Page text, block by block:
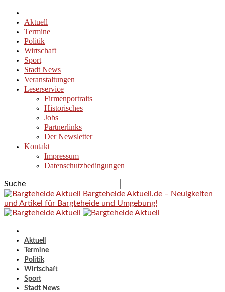
Aktuell
Termine
Politik
Wirtschaft
Sport
Stadt News
Veranstaltungen
Leserservice
Firmenportraits
Historisches
Jobs
Partnerlinks
Der Newsletter
Kontakt
Impressum
Datenschutzbedingungen
Suche
Bargteheide Aktuell.de – Neuigkeiten
und Artikel für Bargteheide und Umgebung!
Aktuell
Termine
Politik
Wirtschaft
Sport
Stadt News